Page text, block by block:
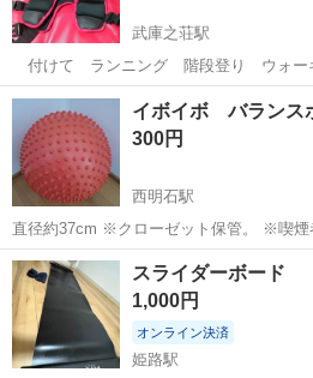
武庫之荘駅
付けて ランニング 階段登り ウォー
す 留め具に一ヶ所 傷み有りますが 使
す、 隙間などから 微妙に 砂が出
質はお断り！
兵庫 尼崎市 武庫之荘駅 フィ
隙間
イボイボ バランス
300円
西明石駅
直径約37cm ※クローゼット保管。 ※喫
れ等有るかも？です。
兵庫 神戸市 西明石駅 フィッ
バランスボール
スライダーボード
1,000円
オンライン決済
姫路駅